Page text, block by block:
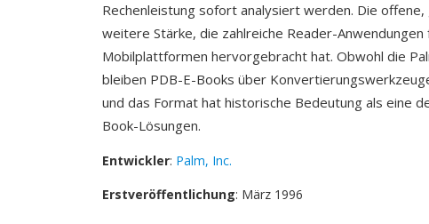
Rechenleistung sofort analysiert werden. Die
weitere Stärke, die zahlreiche Reader-
Mobilplattformen hervorgebracht hat. Obwohl die
bleiben PDB-E-Books über
und das Format hat historische Bedeutung als eine
Book-Lösungen.
Entwickler: Palm, Inc.
Erstveröffentlichung: März 1996